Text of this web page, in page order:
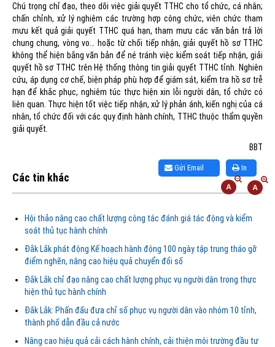
Chú trọng chỉ đạo, theo dõi việc giải quyết TTHC cho tổ chức, cá nhân;
chấn chỉnh, xử lý nghiêm các trường hợp công chức, viên chức tham
mưu kết quả giải quyết TTHC quá hạn, tham mưu các văn bản trả lời
chung chung, vòng vo… hoặc từ chối tiếp nhận, giải quyết hồ sơ TTHC
không thể hiện bằng văn bản để né tránh việc kiểm soát tiếp nhận, giải
quyết hồ sơ TTHC trên Hệ thống thông tin giải quyết TTHC tỉnh. Nghiên
cứu, áp dụng cơ chế, biện pháp phù hợp để giám sát, kiểm tra hồ sơ trễ
hạn để khắc phục, nghiêm túc thực hiện xin lỗi người dân, tổ chức có
liên quan. Thực hiện tốt việc tiếp nhận, xử lý phản ánh, kiến nghị của cá
nhân, tổ chức đối với các quy định hành chính, TTHC thuộc thẩm quyền
giải quyết.
BBT
In
Gửi Email
Các tin khác
Hội thảo nâng cao chất lượng công tác đánh giá tác động và kiểm
soát thủ tục hành chính
Đắk Lắk phát động Kế hoạch hành động 100 ngày tập trung tháo gỡ
điểm nghẽn, nâng cao hiệu quả chuyển đổi số
Đắk Lắk chỉ đạo nâng cao chất lượng phục vụ người dân trong thực
hiện thủ tục hành chính
Đắk Lắk: Phấn đấu đưa chỉ số phục vụ người dân vào nhóm 10 tỉnh,
thành phố dẫn đầu cả nước
Nâng cao hiệu quả cải cách hành chính, cải thiện môi trường đầu tư